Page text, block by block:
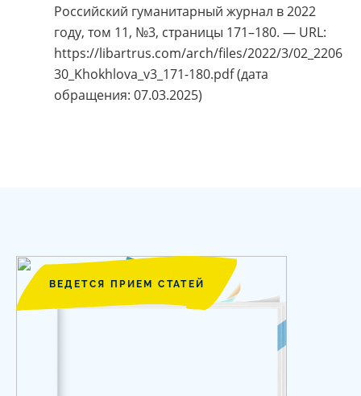
Российский гуманитарный журнал в 2022
году, том 11, №3, страницы 171–180. — URL:
https://libartrus.com/arch/files/2022/3/02_2206
30_Khokhlova_v3_171-180.pdf (дата
обращения: 07.03.2025)
ВЕДЕТСЯ ПРИЕМ СТАТЕЙ